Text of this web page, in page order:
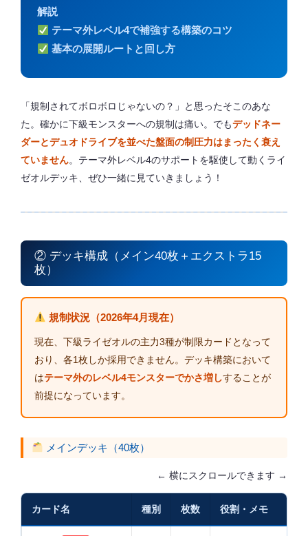
解説
テーマ外レベル4で補強する構築のコツ
基本の展開ルートと回し方
「規制されてボロボロじゃないの？」と思ったそこのあな
た。確かに下級モンスターへの規制は痛い。でもデッドネー
ダーとデュオドライブを並べた盤面の制圧力はまったく衰え
ていません。テーマ外レベル4のサポートを駆使して動くライ
ゼオルデッキ、ぜひ一緒に見ていきましょう！
② デッキ構成（メイン40枚＋エクストラ15
枚）
規制状況（2026年4月現在）
現在、下級ライゼオルの主力3種が制限カードとなって
おり、各1枚しか採用できません。デッキ構築において
はテーマ外のレベル4モンスターでかさ増しすることが
前提になっています。
メインデッキ（40枚）
← 横にスクロールできます →
カード名 種別 枚数 役割・メモ